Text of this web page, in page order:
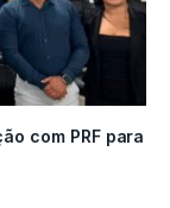
com PRF para